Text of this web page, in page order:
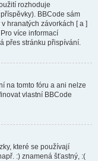
rozhoduje
BBCode sám
hranatých závorkách [ a ]
více informací
přes stránku přispívání.
na tomto fóru a ani nelze
vlastní BBCode
které se používají
:) znamená šťastný, :(